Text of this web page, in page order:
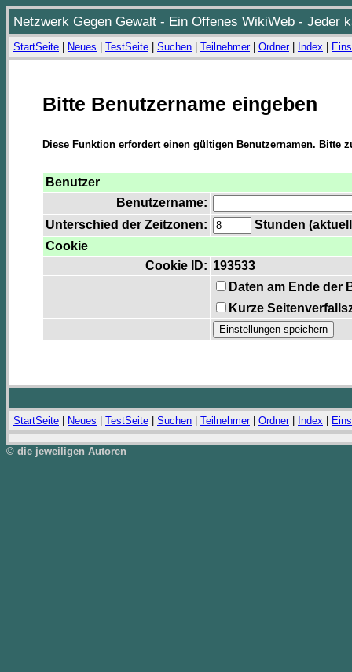
Netzwerk Gegen Gewalt - Ein Offenes WikiWeb - Jeder
StartSeite Neues TestSeite Suchen Teilnehmer| Ordner| Index
Bitte Benutzername eingeben
Diese Funktion erfordert einen gültigen Benutzernamen. Bitte
Benutzer
Benutzername:
Unterschied der Zeitzonen:
Stunden
Cookie
Cookie ID: 193533
Daten am Ende der
Kurze
StartSeite Neues TestSeite Suchen Teilnehmer| Ordner| Index
© die jeweiligen Autoren